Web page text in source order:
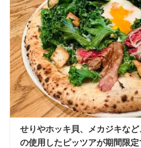
せりやホッキ貝、メカジキな
の使用したピッツアが期間限